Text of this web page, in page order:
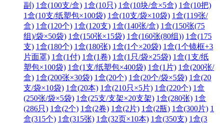
副) 1盒(100支/盒) 1盒(10只) 1盒(10块/盒×5盒) 1盒(10把)
1盒(10支/纸塑包×100袋) 1盒(10支/袋×10袋) 1盒(119张/
盒) 1盒(120个) 1盒(120支) 1盒(140张/盒) 1盒(150张(75
组)/袋×50袋) 1盒(150张×15袋) 1盒(160张(80组)) 1盒(175
支) 1盒(180个) 1盒(180张) 1盒(1个×20袋) 1盒(1个镜框+3
片面罩) 1盒(1付) 1盒(1卷) 1盒(1只/袋×25袋) 1盒(1支/纸
塑包×100袋) 1盒(1支/纸塑包×400袋) 1盒(1片) 1盒(200张/
盒) 1盒(200张×30袋) 1盒(20个) 1盒(20个/袋×5袋) 1盒(20
支/袋×10袋) 1盒(20本) 1盒(210只×5片) 1盒(220个) 1盒
(250张/袋×5袋) 1盒(25支/支架×20支架) 1盒(280张) 1盒
(286只) 1盒(2个) 1盒(2卷) 1盒(2片) 1盒(2瓶) 1盒(300片) 1
盒(315个) 1盒(315张) 1盒(32页×10本) 1盒(350支) 1盒(3